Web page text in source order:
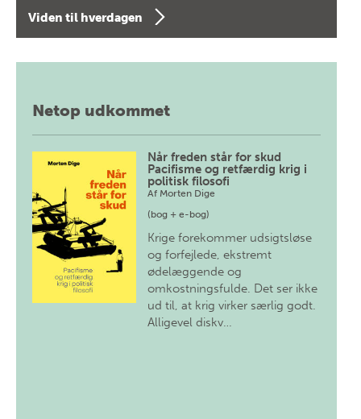
Viden til hverdagen
Netop udkommet
Når freden står for skud
Pacifisme og retfærdig krig i
politisk filosofi
Af Morten Dige
(bog + e-bog)
Krige forekommer udsigtsløse
og forfejlede, ekstremt
ødelæggende og
omkostningsfulde. Det ser ikke
ud til, at krig virker særlig godt.
Alligevel diskv…